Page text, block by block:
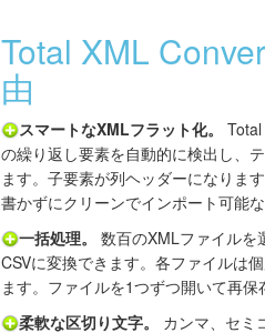
Total XML
由
スマートなXMLフラット化。
の繰り返し要素を自動的に検出し、
ます。子要素が列ヘッダーになりま
書かずにクリーンでインポート可能な
一括処理。
数百のXMLファイルを
CSVに変換できます。各ファイルは
ます。ファイルを1つずつ開いて再保
柔軟な区切り文字。
カンマ、セミ